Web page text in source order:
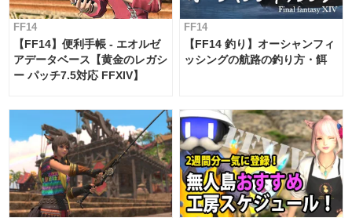
FF14
【FF14】便利手帳 - エオルゼ
アデータベース【黄金のレガシ
ー パッチ7.5対応 FFXIV】
FF14
【FF14 釣り】オーシャンフィ
ッシングの航路の釣り方・餌